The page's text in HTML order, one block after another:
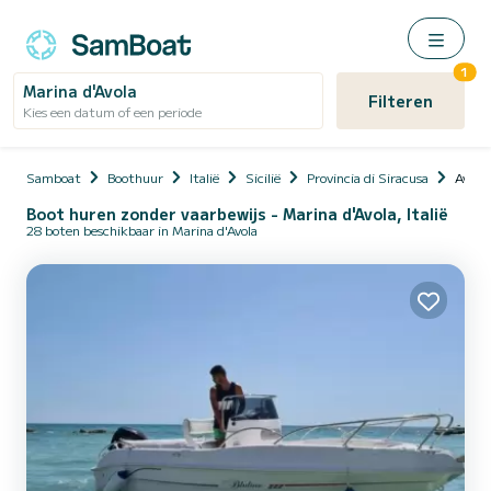
Marina d'Avola
Kies een datum of een periode Filteren
1
Samboat Boothuur Italië Sicilië Provincia di Siracusa Avola
Boot huren zonder vaarbewijs - Marina d'Avola, Italië
28 boten beschikbaar in Marina d'Avola